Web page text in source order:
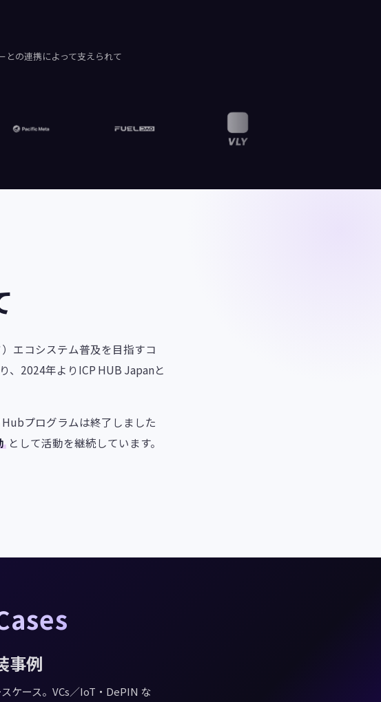
との連携によって支えられて
エコシステム普及を目指すコ
、2024年よりICP HUB Japanと
プログラムは終了しました
として活動を継続しています。
事例
ケース。VCs／IoT・DePIN な